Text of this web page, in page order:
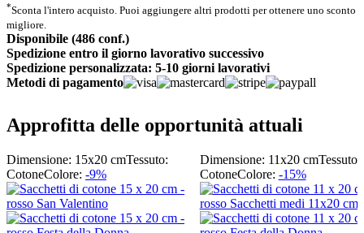
*Sconta l'intero acquisto. Puoi aggiungere altri prodotti per ottenere uno sconto
migliore.
Disponibile (486 conf.)
Spedizione entro il giorno lavorativo successivo
Spedizione personalizzata: 5-10 giorni lavorativi
Metodi di pagamento
Approfitta delle opportunità attuali
Dimensione: 15x20 cmTessuto:
CotoneColore: -9%
Dimensione: 11x20 cmTessuto:
CotoneColore: -15%